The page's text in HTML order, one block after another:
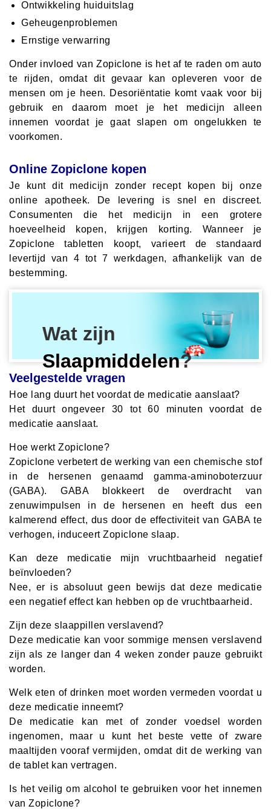
Ontwikkeling huiduitslag
Geheugenproblemen
Ernstige verwarring
Onder invloed van Zopiclone is het af te raden om auto
te rijden, omdat dit gevaar kan opleveren voor de
mensen om je heen. Desoriëntatie komt vaak voor bij
gebruik en daarom moet je het medicijn alleen
innemen voordat je gaat slapen om ongelukken te
voorkomen.
Online Zopiclone kopen
Je kunt dit medicijn zonder recept kopen bij onze
online apotheek. De levering is snel en discreet.
Consumenten die het medicijn in een grotere
hoeveelheid kopen, krijgen korting. Wanneer je
Zopiclone tabletten koopt, varieert de standaard
levertijd van 4 tot 7 werkdagen, afhankelijk van de
bestemming.
Wat zijn
Slaapmiddelen?
Veelgestelde vragen
Hoe lang duurt het voordat de medicatie aanslaat?
Het duurt ongeveer 30 tot 60 minuten voordat de
medicatie aanslaat.
Hoe werkt Zopiclone?
Zopiclone verbetert de werking van een chemische stof
in de hersenen genaamd gamma-aminoboterzuur
(GABA). GABA blokkeert de overdracht van
zenuwimpulsen in de hersenen en heeft dus een
kalmerend effect, dus door de effectiviteit van GABA te
verhogen, induceert Zopiclone slaap.
Kan deze medicatie mijn vruchtbaarheid negatief
beïnvloeden?
Nee, er is absoluut geen bewijs dat deze medicatie
een negatief effect kan hebben op de vruchtbaarheid.
Zijn deze slaappillen verslavend?
Deze medicatie kan voor sommige mensen verslavend
zijn als ze langer dan 4 weken zonder pauze gebruikt
worden.
Welk eten of drinken moet worden vermeden voordat u
deze medicatie inneemt?
De medicatie kan met of zonder voedsel worden
ingenomen, maar u kunt het beste vette of zware
maaltijden vooraf vermijden, omdat dit de werking van
de tablet kan vertragen.
Is het veilig om alcohol te gebruiken voor het innemen
van Zopiclone?